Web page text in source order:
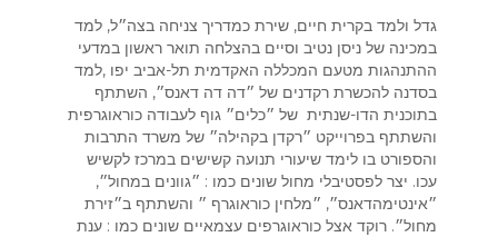
במכינה של ניסן נטיב וסיים בהצלחה תואר ראשון במדעי
ההתנהגות מטעם המכללה האקדמית תל-אביב יפו ,למד
בסדנה להכשרת רקדנים של ״דה דה דאנס״, השתתף
בתוכנית הדו-שנתית של ״כלים״ גוף לעבודה כוראוגרפית
והשתתף בפרוייקט ״רקדן בקהילה״ של משרד התרבות
והספורט בו לימד שיעורי תנועה קשישים במרכז לקשיש
עכו. יצר לפסטיבלי מחול שונים כמו : ״גוונים במחול״,
״אינטימהדאנס״, ״מלחין כוראוגרף ״ והשתתף ב״זירת
מחול״. רוקד אצל כוראוגרפים עצמאיים שונים כמו : ענת